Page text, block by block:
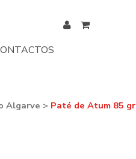
Algarve > Paté de Atum 85 gr